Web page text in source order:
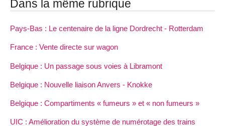
Dans la même rubrique
Pays-Bas : Le centenaire de la ligne Dordrecht - Rotterdam
France : Vente directe sur wagon
Belgique : Un passage sous voies à Libramont
Belgique : Nouvelle liaison Anvers - Knokke
Belgique : Compartiments « fumeurs » et « non fumeurs »
UIC : Amélioration du système de numérotage des trains